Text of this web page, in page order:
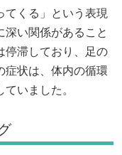
てくる」という表現
深い関係があること
停滞しており、足の
症状は、体内の循環
いました。